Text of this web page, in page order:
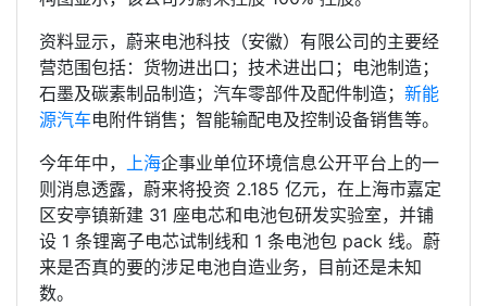
资料显示，蔚来电池科技（安徽）有限公司的主要经
营范围包括：货物进出口；技术进出口；电池制造；
石墨及碳素制品制造；汽车零部件及配件制造； 新能
源汽车电附件销售；智能输配电及控制设备销售等。
今年年中， 上海企事业单位环境信息公开平台上的一
则消息透露，蔚来将投资 2.185 亿元，在上海市嘉定
区安亭镇新建 31 座电芯和电池包研发实验室，并铺
设 1 条锂离子电芯试制线和 1 条电池包 pack 线。蔚
来是否真的要的涉足电池自造业务，目前还是未知
数。